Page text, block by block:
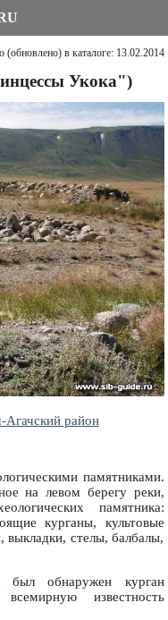
(обновлено) в каталоге: 13.02.2014
Укока")
район
памятниками.
на левом берегу реки,
памятника:
курганы, культовые
выкладки, стелы, балбалы,
обнаружен курган
известность